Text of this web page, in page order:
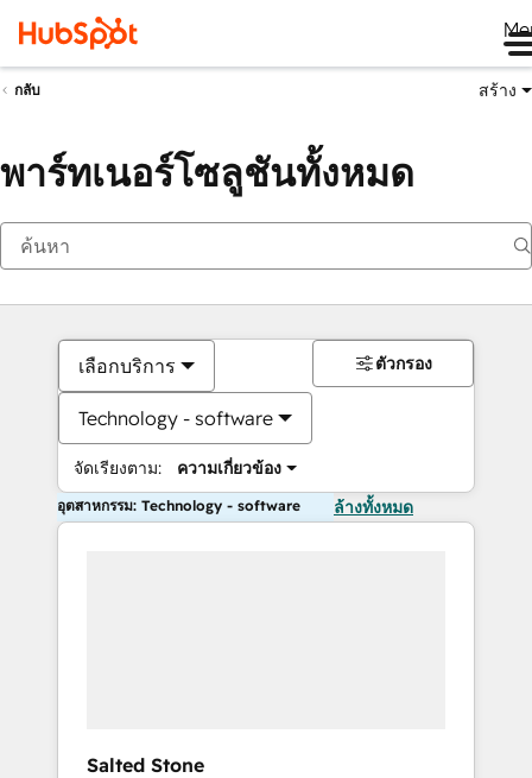
กลับ สร้าง
พาร์ทเนอร์โซลูชันทั้งหมด
เลือกบริการ
Technology - software
จัดเรียงตาม: ความเกี่ยวข้อง
ตัวกรอง
อุตสาหกรรม: Technology - software ล้างทั้งหมด
Salted Stone